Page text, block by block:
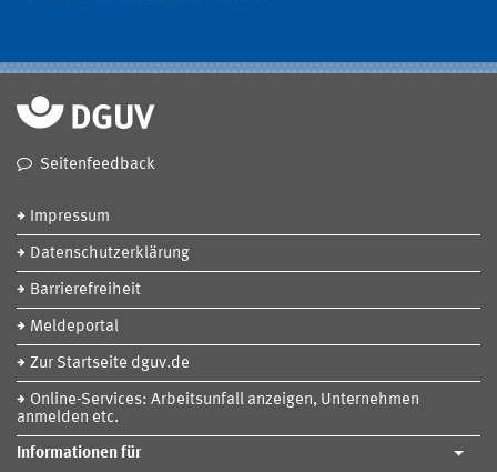
Seitenfeedback
Impressum
Datenschutzerklärung
Barrierefreiheit
Meldeportal
Zur Startseite dguv.de
Online-Services: Arbeitsunfall anzeigen, Unternehmen
anmelden etc.
Informationen für